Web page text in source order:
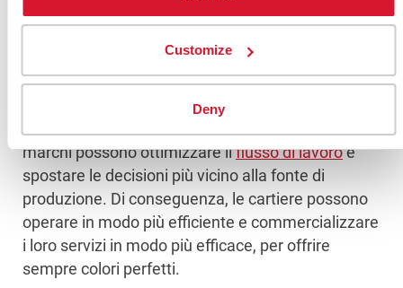
Customize
Deny
Un sistema digitale agile, unito all’accreditamento
standardizzato dello stabilimento, significa che i
marchi possono ottimizzare ilflusso di lavoroe
spostare le decisioni più vicino alla fonte di
produzione. Di conseguenza, le cartiere possono
operare in modo più efficiente e commercializzare
i loro servizi in modo più efficace, per offrire
sempre colori perfetti.